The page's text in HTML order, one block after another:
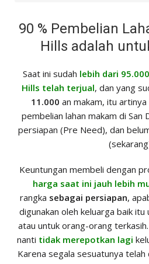
90 % Pembelian
Hills adalah
Saat ini sudah lebih dari
Hills telah terjual, dan yang
11.000 an makam, itu artinya
pembelian lahan makam di San
persiapan (Pre Need), dan
Keuntungan membeli dengan
harga saat ini jauh lebih
rangka sebagai persiapan,
digunakan oleh keluarga baik itu
atau untuk orang-orang
nanti tidak merepotkan lagi
Karena segala sesuatunya